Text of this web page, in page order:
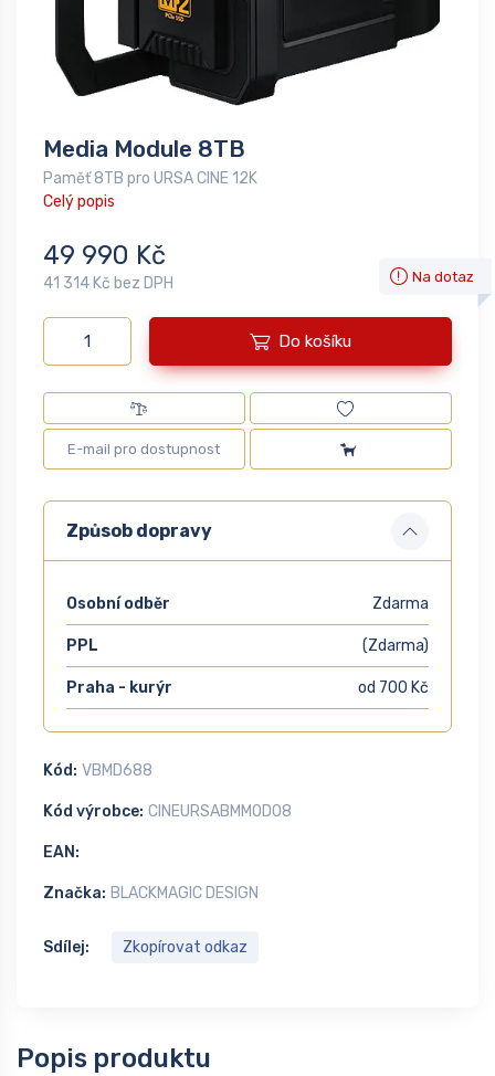
Media Module 8TB
Paměť 8TB pro URSA CINE 12K
Celý popis
49 990 Kč
41 314 Kč bez DPH Na dotaz
Do košíku
Způsob dopravy
Osobní odběr Zdarma
PPL (Zdarma)
Praha - kurýr od 700 Kč
Kód: VBMD688
Kód výrobce: CINEURSABMMOD08
EAN:
Značka: BLACKMAGIC DESIGN
Sdílej: Zkopírovat odkaz
Popis produktu